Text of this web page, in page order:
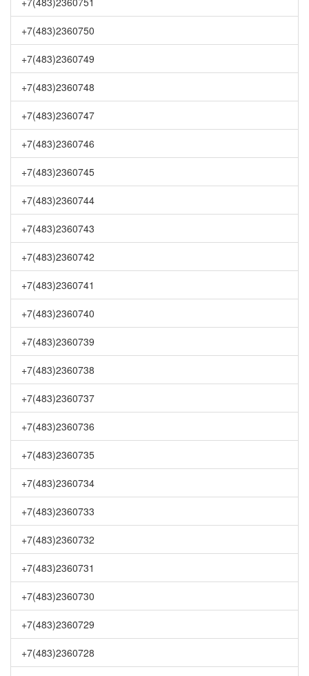
+7(483)2360750
+7(483)2360749
+7(483)2360748
+7(483)2360747
+7(483)2360746
+7(483)2360745
+7(483)2360744
+7(483)2360743
+7(483)2360742
+7(483)2360741
+7(483)2360740
+7(483)2360739
+7(483)2360738
+7(483)2360737
+7(483)2360736
+7(483)2360735
+7(483)2360734
+7(483)2360733
+7(483)2360732
+7(483)2360731
+7(483)2360730
+7(483)2360729
+7(483)2360728